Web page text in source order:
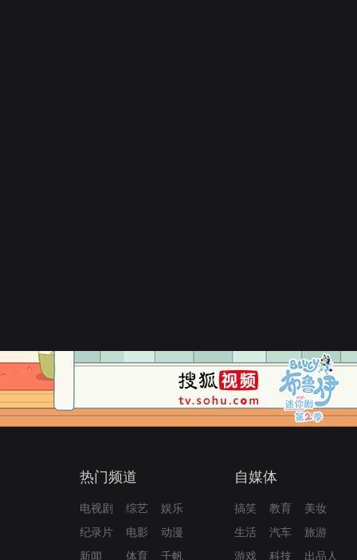
热门频道
电视剧 综艺
娱乐
纪录片
电影
动漫
新闻
体育 千帆
自媒体
搞笑 教育
美妆
生活
汽车
旅游
游戏
科技 出品人